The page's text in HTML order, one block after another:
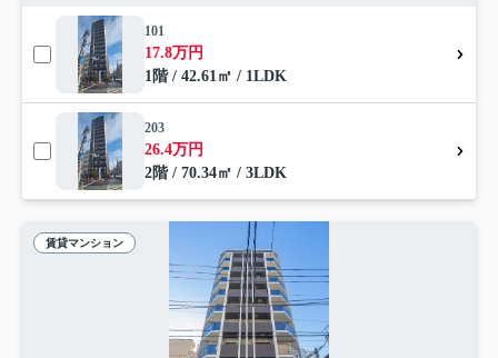
101
17.8万円
1階 / 42.61㎡ / 1LDK
203
26.4万円
2階 / 70.34㎡ / 3LDK
賃貸マンション